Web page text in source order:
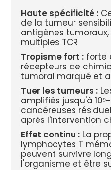
Haute spécificité :
de la tumeur
antigènes
multiples TCR
Tropisme fort :forte
récepteurs de
tumoral marqué et
Tuer les tumeurs :
amplifiés jusqu'à 10⁹-
cancéreuses
après l'intervention
Effet continu :La
lymphocytes T
peuvent survivre
l'organisme et être